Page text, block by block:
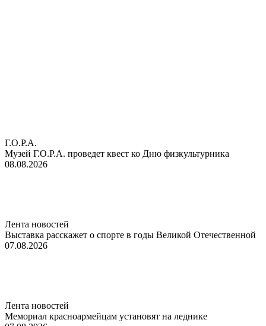
Г.О.Р.А.
Музей Г.О.Р.А. проведет квест ко Дню физкультурника
08.08.2026
Лента новостей
Выставка расскажет о спорте в годы Великой Отечественной
07.08.2026
Лента новостей
Мемориал красноармейцам установят на леднике